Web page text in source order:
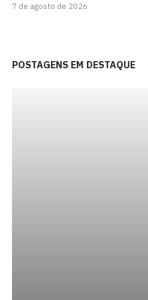
7 de agosto de 2026
POSTAGENS EM DESTAQUE